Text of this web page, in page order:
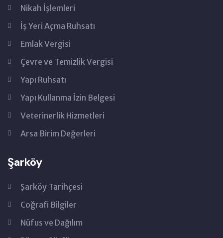
Nikah İşlemleri
İş Yeri Açma Ruhsatı
Emlak Vergisi
Çevre ve Temizlik Vergisi
Yapı Ruhsatı
Yapı Kullanma İzin Belgesi
Veterinerlik Hizmetleri
Arsa Birim Değerleri
Şarköy
Şarköy Tarihçesi
Coğrafi Bilgiler
Nüfus ve Dağılım